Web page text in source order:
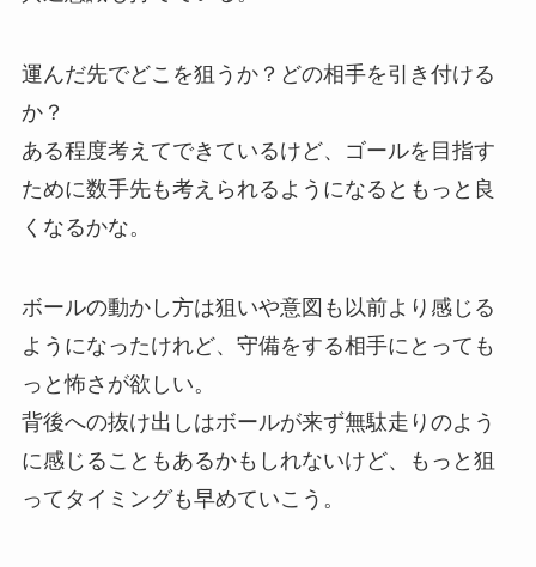
運んだ先でどこを狙うか？どの相手を引き付ける
か？
ある程度考えてできているけど、ゴールを目指す
ために数手先も考えられるようになるともっと良
くなるかな。
ボールの動かし方は狙いや意図も以前より感じる
ようになったけれど、守備をする相手にとっても
っと怖さが欲しい。
背後への抜け出しはボールが来ず無駄走りのよう
に感じることもあるかもしれないけど、もっと狙
ってタイミングも早めていこう。